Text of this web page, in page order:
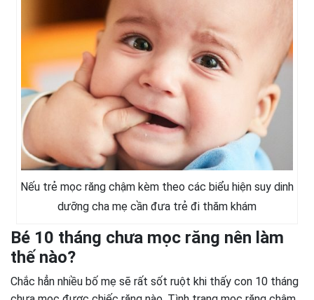
Nếu trẻ mọc răng chậm kèm theo các biểu hiện suy dinh
dưỡng cha mẹ cần đưa trẻ đi thăm khám
Bé 10 tháng chưa mọc răng nên làm
thế nào?
Chắc hẳn nhiều bố mẹ sẽ rất sốt ruột khi thấy con 10 tháng